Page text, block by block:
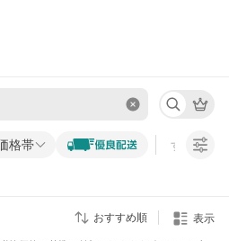
格帯 すべての条
おすすめ順 表示